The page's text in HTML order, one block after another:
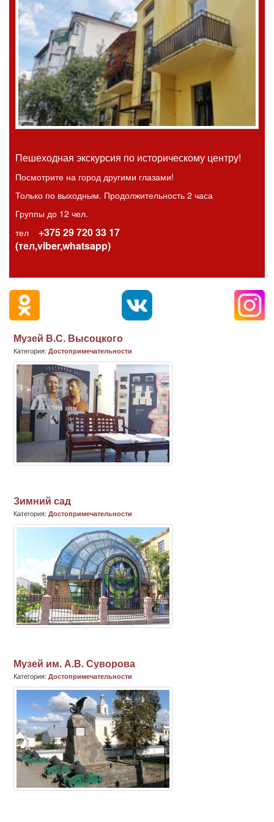
Пешеходная экскурсия по историческому центру!
Посмотрите на город другими глазами!
Только по выходным. Продолжительность 2 часа
Группы до 12 чел.
тел +375 29 720 33 17
(тел,viber,whatsapp)
Музей В.С. Высоцкого
Категория: Достопримечательности
Зимний сад
Категория: Достопримечательности
Музей им. А.В. Суворова
Категория: Достопримечательности